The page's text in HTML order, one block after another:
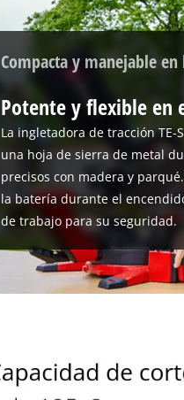
Compacta y manejable
Potente y flexible en
La ingletadora de tracción TE-
una hoja de sierra de metal
precisos con madera y
la batería durante el
de trabajo para su seguridad.